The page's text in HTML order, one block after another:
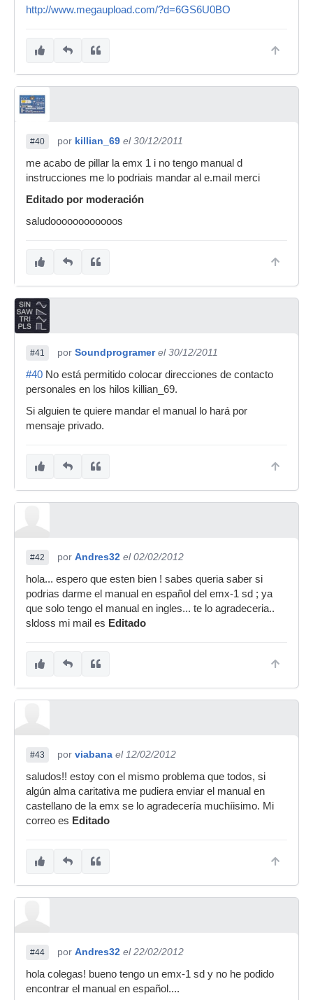
http://www.megaupload.com/?d=6GS6U0BO
#40 por killian_69 el 30/12/2011
me acabo de pillar la emx 1 i no tengo manual d
instrucciones me lo podriais mandar al e.mail merci
Editado por moderación
saludoooooooooooos
#41 por Soundprogramer el 30/12/2011
#40 No está permitido colocar direcciones de contacto
personales en los hilos killian_69.
Si alguien te quiere mandar el manual lo hará por
mensaje privado.
#42 por Andres32 el 02/02/2012
hola... espero que esten bien ! sabes queria saber si
podrias darme el manual en español del emx-1 sd ; ya
que solo tengo el manual en ingles... te lo agradeceria..
sldoss mi mail es Editado
#43 por viabana el 12/02/2012
saludos!! estoy con el mismo problema que todos, si
algún alma caritativa me pudiera enviar el manual en
castellano de la emx se lo agradecería muchíisimo. Mi
correo es Editado
#44 por Andres32 el 22/02/2012
hola colegas! bueno tengo un emx-1 sd y no he podido
encontrar el manual en español....